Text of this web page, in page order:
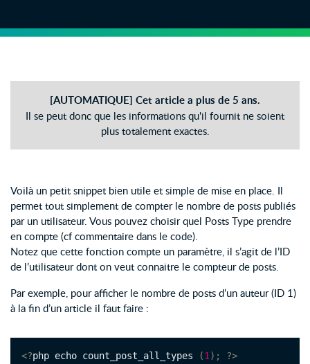
[AUTOMATIQUE] Cet article a plus de 5 ans.
Il se peut donc que les informations qu'il fournit ne soient
plus totalement exactes.
Voilà un petit snippet bien utile et simple de mise en place. Il
permet tout simplement de compter le nombre de posts publiés
par un utilisateur. Vous pouvez choisir quel Posts Type prendre
en compte (cf commentaire dans le code).
Notez que cette fonction compte un paramètre, il s’agit de l’ID
de l’utilisateur dont on veut connaitre le compteur de posts.
Par exemple, pour afficher le nombre de posts d’un auteur (ID 1)
à la fin d’un article il faut faire :
<?php echo count_post_all_types (1 ); ?>